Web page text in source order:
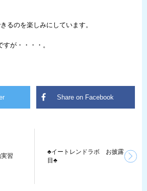
るのを楽しみにしています。
が・・・・。
習
♣イートレンドラボ お披露
目♣